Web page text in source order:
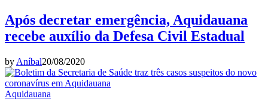
Após decretar emergência, Aquidauana
recebe auxílio da Defesa Civil Estadual
by Aníbal20/08/2020
Aquidauana